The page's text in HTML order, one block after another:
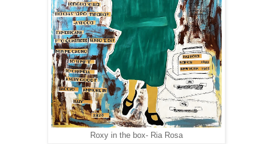
Roxy in the box- Ria Rosa